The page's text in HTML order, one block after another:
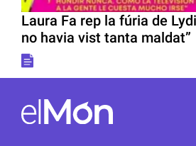
Laura Fa rep la fúria de
no havia vist tanta maldat”